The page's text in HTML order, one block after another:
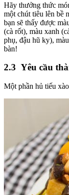
Hãy thưởng thức
một chút tiêu lên bề
bạn sẽ thấy được
(cà rốt), màu xanh
phụ, đậu hũ ky),
bàn!
2.3 Yêu cầu
Một phần hủ tiếu